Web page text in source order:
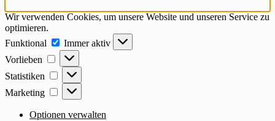
Wir verwenden Cookies, um unsere Website und unseren Service zu
optimieren.
Funktional
Funktional
Immer aktiv
Vorlieben
Vorlieben
Statistiken Statistiken
Marketing Marketing
Optionen verwalten